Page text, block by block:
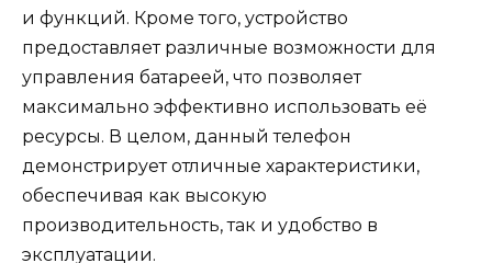
и функций. Кроме того, устройство
предоставляет различные возможности для
управления батареей, что позволяет
максимально эффективно использовать её
ресурсы. В целом, данный телефон
демонстрирует отличные характеристики,
обеспечивая как высокую
производительность, так и удобство в
эксплуатации.